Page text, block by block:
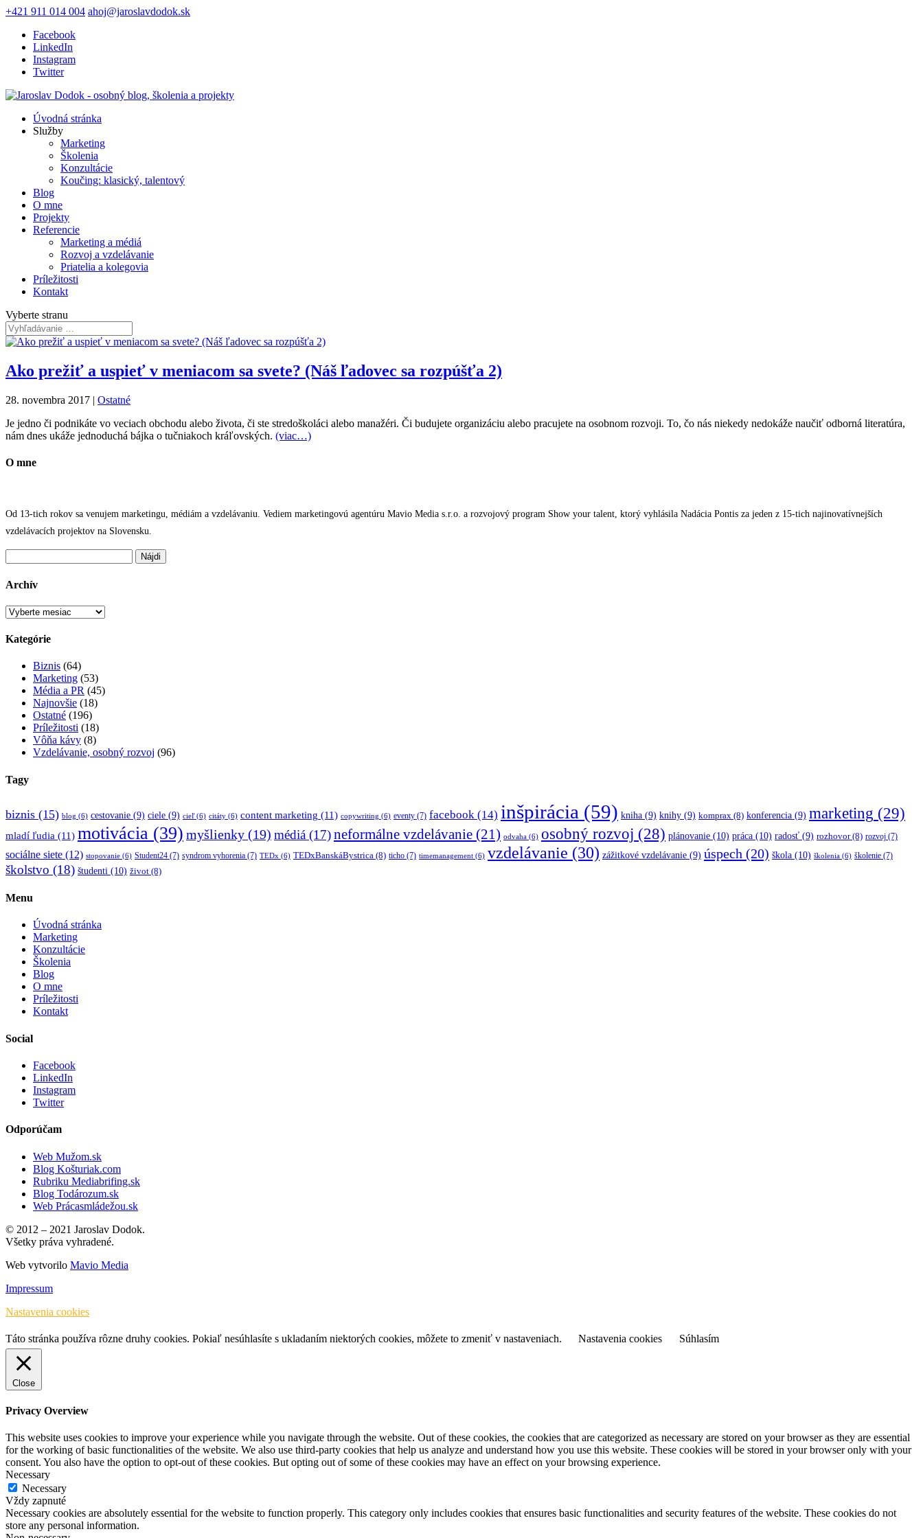
+421 911 014 004 ahoj@jaroslavdodok.sk
Facebook
LinkedIn
Instagram
Twitter
Úvodná stránka
Služby
Marketing
Školenia
Konzultácie
Koučing: klasický, talentový
Blog
O mne
Projekty
Referencie
Marketing a médiá
Rozvoj a vzdelávanie
Priatelia a kolegovia
Príležitosti
Kontakt
Vyberte stranu
Ako prežiť a uspieť v meniacom sa svete? (Náš ľadovec sa rozpúšťa 2)
28. novembra 2017 | Ostatné
Je jedno či podnikáte vo veciach obchodu alebo života, či ste stredoškoláci alebo manažéri. Či budujete organizáciu alebo pracujete na osobnom rozvoji. To, čo nás niekedy nedokáže naučiť odborná literatúra,
nám dnes ukáže jednoduchá bájka o tučniakoch kráľovských. (viac…)
O mne
Od 13-tich rokov sa venujem marketingu, médiám a vzdelávaniu. Vediem marketingovú agentúru Mavio Media s.r.o. a rozvojový program Show your talent, ktorý vyhlásila Nadácia Pontis za jeden z 15-tich najinovatívnejších
vzdelávacích projektov na Slovensku.
Archív
Archív
Kategórie
Biznis (64)
Marketing (53)
Média a PR (45)
Najnovšie (18)
Ostatné (196)
Príležitosti (18)
Vôňa kávy (8)
Vzdelávanie, osobný rozvoj (96)
Tagy
biznis (15) blog (6) cestovanie (9) ciele (9) cieľ(6) citáty (6) content marketing (11) copywriting (6) eventy (7) facebook (14) inšpirácia (59) kniha (9) knihy (9) komprax (8) konferencia (9) marketing (29)
mladí ľudia (11) motivácia (39) myšlienky (19) médiá (17)neformálne vzdelávanie (21) odvaha (6) osobný rozvoj (28) plánovanie (10) práca (10) radosť (9) rozhovor(8) rozvoj (7)
sociálne siete (12) stopovanie (6) Student24 (7) syndrom vyhorenia (7) TEDx (6) TEDxBanskáBystrica (8) ticho (7) timemanagement (6) vzdelávanie (30) zážitkové vzdelávanie (9) úspech (20) škola (10) školenia (6) školenie (7)
školstvo (18) študenti (10) život (8)
Menu
Úvodná stránka
Marketing
Konzultácie
Školenia
Blog
O mne
Príležitosti
Kontakt
Social
Facebook
LinkedIn
Instagram
Twitter
Odporúčam
Web Mužom.sk
Blog Košturiak.com
Rubriku Mediabrifing.sk
Blog Todározum.sk
Web Prácasmládežou.sk
© 2012 – 2021 Jaroslav Dodok.
Všetky práva vyhradené.
Web vytvorilo Mavio Media
Impressum
Nastavenia cookies
Táto stránka používa rôzne druhy cookies. Pokiaľ nesúhlasíte s ukladaním niektorých cookies, môžete to zmeniť v nastaveniach. Nastavenia cookies Súhlasím
Close
Privacy Overview
This website uses cookies to improve your experience while you navigate through the website. Out of these cookies, the cookies that are categorized as necessary are stored on your browser as they are essential
for the working of basic functionalities of the website. We also use third-party cookies that help us analyze and understand how you use this website. These cookies will be stored in your browser only with your
consent. You also have the option to opt-out of these cookies. But opting out of some of these cookies may have an effect on your browsing experience.
Necessary
Necessary
Vždy zapnuté
Necessary cookies are absolutely essential for the website to function properly. This category only includes cookies that ensures basic functionalities and security features of the website. These cookies do not
store any personal information.